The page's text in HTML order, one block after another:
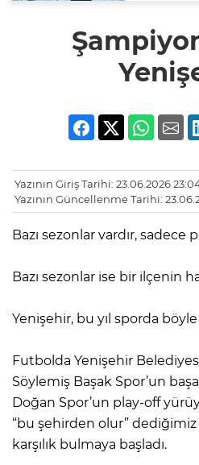
Yazının Giriş Tarihi: 23.06.2026
Yazının Güncellenme Tarihi:
Bazı sezonlar vardır, sadece
Bazı sezonlar ise bir ilçenin
Yenişehir, bu yıl sporda
Futbolda Yenişehir
Söylemiş Başak Spor’un
Doğan Spor’un play-off
“bu şehirden olur” dediğimiz
karşılık bulmaya başladı.